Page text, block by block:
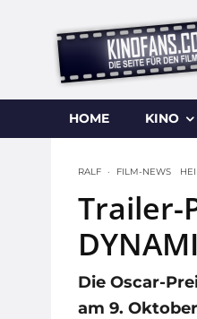
HOME KINO
RALF · FILM-NEWS
Trailer-
Die Oscar-
am 9.